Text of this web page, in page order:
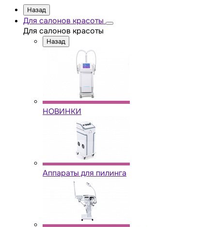
Назад
Для салонов красоты
Для салонов красоты
Назад
НОВИНКИ
Аппараты для пилинга